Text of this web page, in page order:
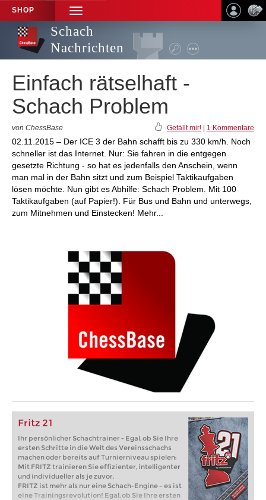
SHOP
TOGGLE
NAVIGATION
Schach
Nachrichten
Einfach rätselhaft -
Schach Problem
von ChessBase Gefällt mir! 1 Kommentare
02.11.2015 – Der ICE 3 der Bahn schafft bis zu 330 km/h. Noch
schneller ist das Internet. Nur: Sie fahren in die entgegen
gesetzte Richtung - so hat es jedenfalls den Anschein, wenn
man mal in der Bahn sitzt und zum Beispiel Taktikaufgaben
lösen möchte. Nun gibt es Abhilfe: Schach Problem. Mit 100
Taktikaufgaben (auf Papier!). Für Bus und Bahn und unterwegs,
zum Mitnehmen und Einstecken! Mehr...
Fritz 21
Ihr persönlicher Schachtrainer - Egal, ob Sie Ihre
ersten Schritte in die Welt des Vereinsschachs
machen oder bereits auf Turnierniveau spielen:
Mit FRITZ trainieren Sie effizienter, intelligenter
und individueller als je zuvor.
FRITZ ist mehr als nur eine Schach-Engine – es ist
eine Trainingsrevolution! Egal, ob Sie Ihre ersten